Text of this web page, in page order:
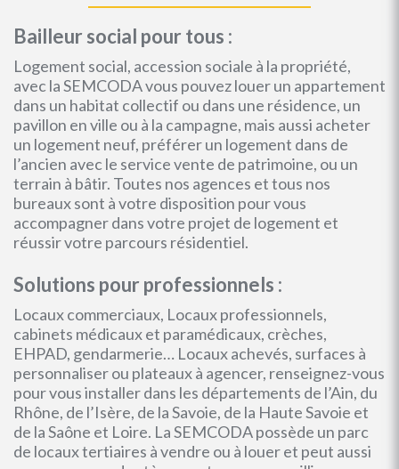
Bailleur social pour tous :
Logement social, accession sociale à la propriété,
avec la SEMCODA vous pouvez louer un appartement
dans un habitat collectif ou dans une résidence, un
pavillon en ville ou à la campagne, mais aussi acheter
un logement neuf, préférer un logement dans de
l’ancien avec le service vente de patrimoine, ou un
terrain à bâtir. Toutes nos agences et tous nos
bureaux sont à votre disposition pour vous
accompagner dans votre projet de logement et
réussir votre parcours résidentiel.
Solutions pour professionnels :
Locaux commerciaux, Locaux professionnels,
cabinets médicaux et paramédicaux, crèches,
EHPAD, gendarmerie… Locaux achevés, surfaces à
personnaliser ou plateaux à agencer, renseignez-vous
pour vous installer dans les départements de l’Ain, du
Rhône, de l’Isère, de la Savoie, de la Haute Savoie et
de la Saône et Loire. La SEMCODA possède un parc
de locaux tertiaires à vendre ou à louer et peut aussi